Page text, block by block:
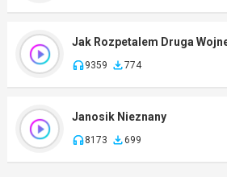
Jak Rozpetalem Druga
9359 774
Janosik Nieznany
8173 699